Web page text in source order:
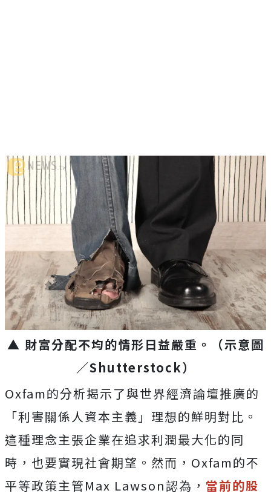
▲ 財富分配不均的情形日益嚴重。（示意圖
／Shutterstock）
Oxfam的分析揭示了與世界經濟論壇推廣的
「利害關係人資本主義」理想的鮮明對比。
這種理念主張企業在追求利潤最大化的同
時，也要實現社會期望。然而，Oxfam的不
平等政策主管Max Lawson認為， 當前的股